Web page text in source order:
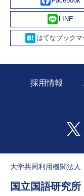
Line
採用情報
大学共同利用機関法
国立国語研究所